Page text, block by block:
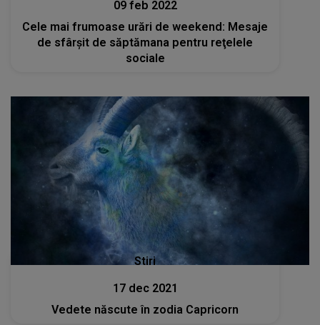
09 feb 2022
Cele mai frumoase urări de weekend: Mesaje
de sfârşit de săptămana pentru reţelele
sociale
Stiri
17 dec 2021
Vedete născute în zodia Capricorn